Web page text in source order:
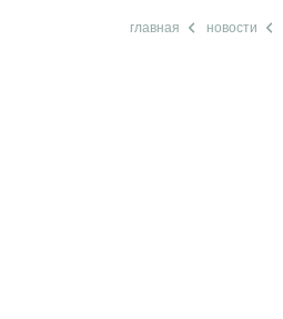
главная новости